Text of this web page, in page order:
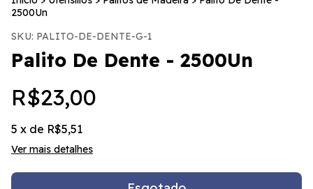
2500Un
SKU: PALITO-DE-DENTE-G-1
Palito De Dente - 2500Un
R$23,00
5 x de R$5,51
Ver mais detalhes